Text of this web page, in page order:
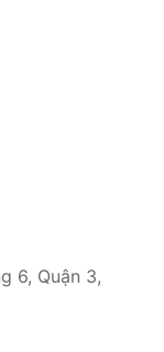
6, Quận 3,